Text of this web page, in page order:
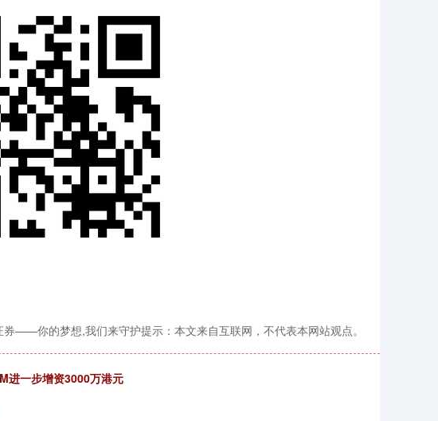
券——你的梦想,我们来守护提示：本文来自互联网，不代表本网站观点。
进一步增资3000万港元